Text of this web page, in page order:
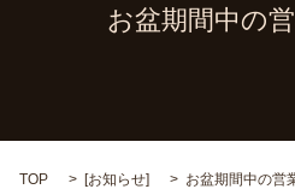
お盆期間中の
TOP [お知らせ] お盆期間中の営